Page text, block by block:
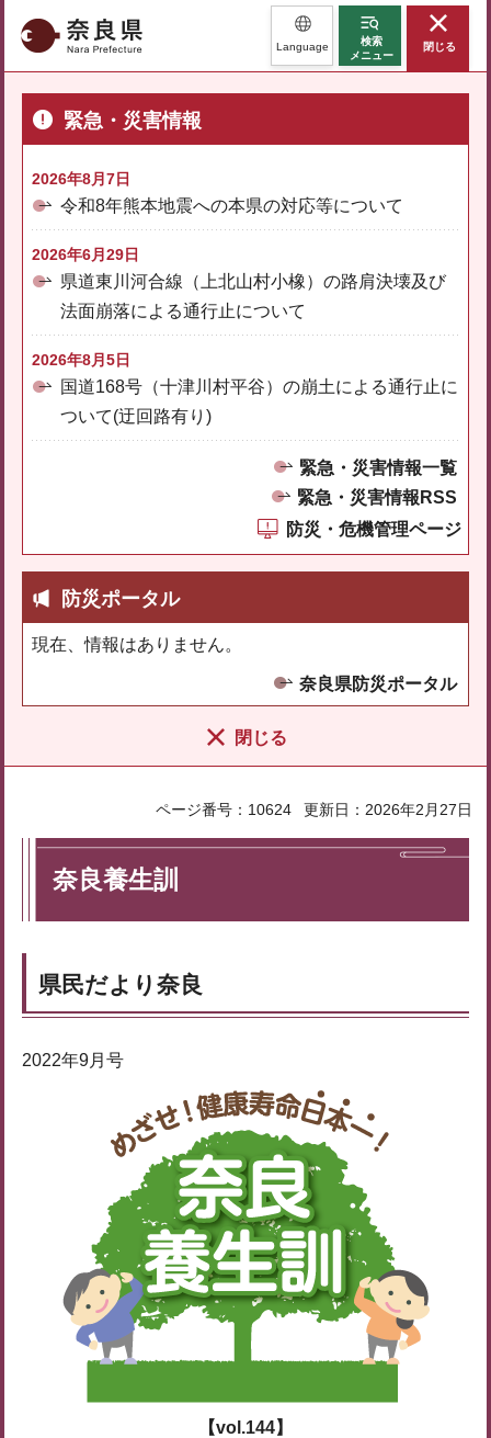
奈良県 Language
検索
メニュー
閉じる
緊急・災害情報
2026年8月7日
令和8年熊本地震への本県の対応等について
2026年6月29日
県道東川河合線（上北山村小橡）の路肩決壊及び
法面崩落による通行止について
2026年8月5日
国道168号（十津川村平谷）の崩土による通行止に
ついて(迂回路有り)
緊急・災害情報一覧
緊急・災害情報RSS
防災・危機管理ページ
防災ポータル
現在、情報はありません。
奈良県防災ポータル
閉じる
ページ番号：10624 更新日：2026年2月27日
奈良養生訓
県民だより奈良
2022年9月号
【vol.144】